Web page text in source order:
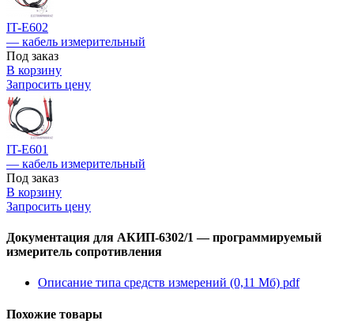
IT-E602
— кабель измерительный
Под заказ
В корзину
Запросить цену
IT-E601
— кабель измерительный
Под заказ
В корзину
Запросить цену
Документация для АКИП-6302/1 — программируемый
измеритель сопротивления
Описание типа средств измерений (0,11 Мб) pdf
Похожие товары